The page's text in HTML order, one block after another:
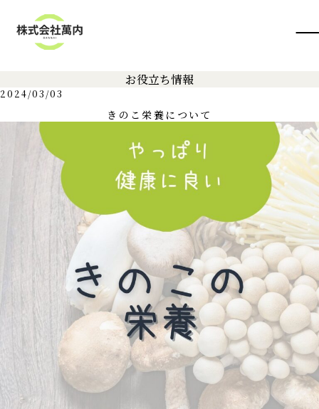
お役立ち情報
2024/03/03
きのこ栄養について